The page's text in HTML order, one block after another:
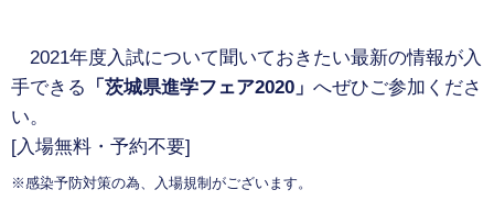
2021年度入試について聞いておきたい最新の情報が入
手できる
「茨城県進学フェア2020」 へぜひご参加くださ
い。
[入場無料・予約不要]
※感染予防対策の為、入場規制がございます。